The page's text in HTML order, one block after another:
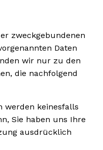
zweckgebundenen
Daten
wir nur zu den
die nachfolgend
werden keinesfalls
Sie haben uns Ihre
ausdrücklich